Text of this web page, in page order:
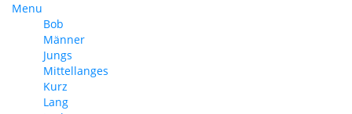
Menu
Bob
Männer
Jungs
Mittellanges
Kurz
Lang